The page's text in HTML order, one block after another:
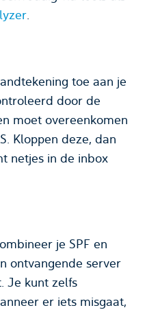
toe aan je
door de
moet overeenkomen
Kloppen deze, dan
netjes in de inbox
je SPF en
ontvangende server
Je kunt zelfs
er iets misgaat,